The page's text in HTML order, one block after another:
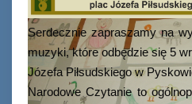
Serdecznie zapraszamy na
muzyki, które odbędzie się 5
Józefa Piłsudskiego w
Narodowe Czytanie to